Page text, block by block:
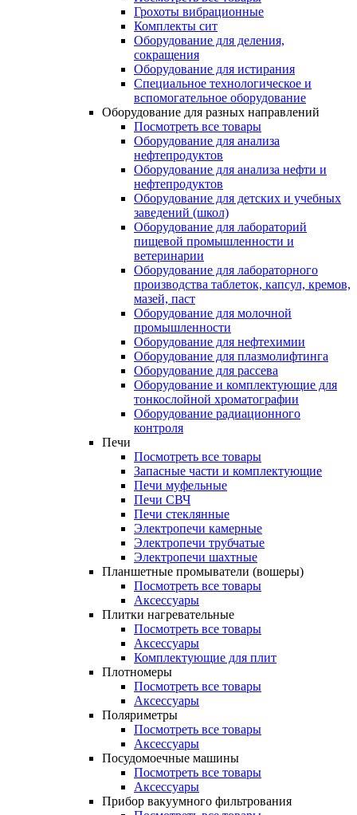
Грохоты вибрационные
Комплекты сит
Оборудование для деления,
сокращения
Оборудование для истирания
Специальное технологическое и
вспомогательное оборудование
Оборудование для разных направлений
Посмотреть все товары
Оборудование для анализа
нефтепродуктов
Оборудование для анализа нефти и
нефтепродуктов
Оборудование для детских и учебных
заведений (школ)
Оборудование для лабораторий
пищевой промышленности и
ветеринарии
Оборудование для лабораторного
производства таблеток, капсул, кремов,
мазей, паст
Оборудование для молочной
промышленности
Оборудование для нефтехимии
Оборудование для плазмолифтинга
Оборудование для рассева
Оборудование и комплектующие для
тонкослойной хроматографии
Оборудование радиационного
контроля
Печи
Посмотреть все товары
Запасные части и комплектующие
Печи муфельные
Печи СВЧ
Печи стеклянные
Электропечи камерные
Электропечи трубчатые
Электропечи шахтные
Планшетные промыватели (вошеры)
Посмотреть все товары
Аксессуары
Плитки нагревательные
Посмотреть все товары
Аксессуары
Комплектующие для плит
Плотномеры
Посмотреть все товары
Аксессуары
Поляриметры
Посмотреть все товары
Аксессуары
Посудомоечные машины
Посмотреть все товары
Аксессуары
Прибор вакуумного фильтрования